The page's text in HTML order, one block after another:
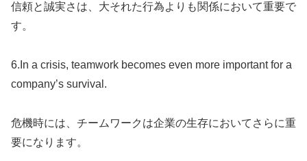
信頼と誠実さは、大それた行為よりも関係において重要で
す。
6.In a crisis, teamwork becomes even more important for a
company’s survival.
危機時には、チームワークは企業の生存においてさらに重
要になります。